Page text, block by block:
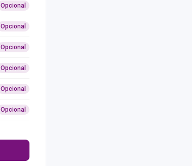
Opcional
Opcional
Opcional
Opcional
Opcional
Opcional